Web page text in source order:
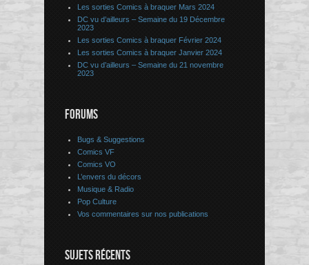
Les sorties Comics à braquer Mars 2024
DC vu d’ailleurs – Semaine du 19 Décembre
2023
Les sorties Comics à braquer Février 2024
Les sorties Comics à braquer Janvier 2024
DC vu d’ailleurs – Semaine du 21 novembre
2023
FORUMS
Bugs & Suggestions
Comics VF
Comics VO
L’envers du décors
Musique & Radio
Pop Culture
Vos commentaires sur nos publications
SUJETS RÉCENTS